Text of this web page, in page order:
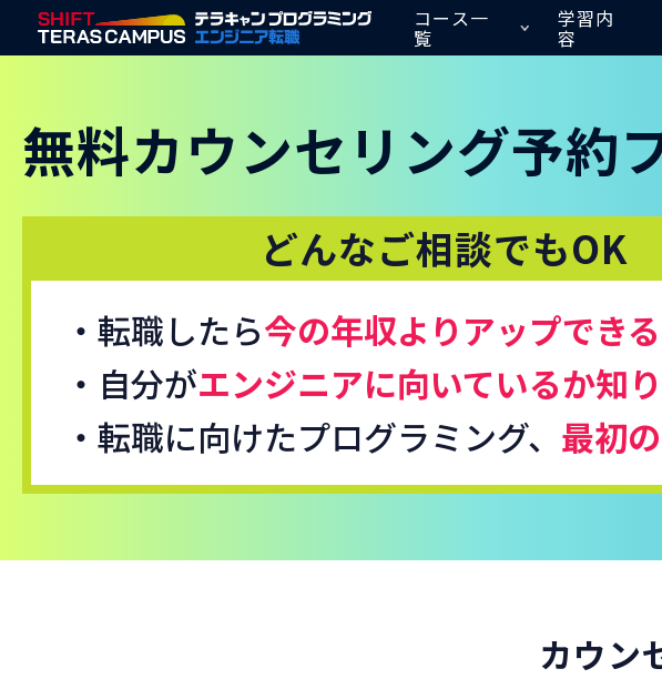
コース一
覧
学習内
容
無料カウンセリング予約
どんなご相談でもOK
・転職したら今の年収よりアップでき
・自分がエンジニアに向いているか知
・転職に向けたプログラミング、 最初
カウン